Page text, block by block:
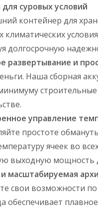
суровых условий
контейнер для
климатических
долгосрочную
развертывание и
Наша сборная
управление
простоте
ячеек во
выходную мощность
и масштабируемая
свои возможности
обеспечивает